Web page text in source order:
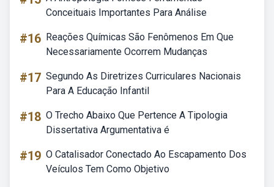
Conceituais Importantes Para Análise
#16 Reações Químicas São Fenômenos Em Que
Necessariamente Ocorrem Mudanças
#17 Segundo As Diretrizes Curriculares Nacionais
Para A Educação Infantil
#18 O Trecho Abaixo Que Pertence A Tipologia
Dissertativa Argumentativa é
#19 O Catalisador Conectado Ao Escapamento Dos
Veículos Tem Como Objetivo